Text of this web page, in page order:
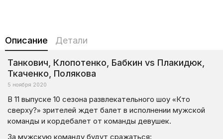
Описание Детали
Танкович, Клопотенко, Бабкин vs Плакидюк,
Ткаченко, Полякова
5 ноября 2020
В 11 выпуске 10 сезона развлекательного шоу «Кто
сверху?» зрителей ждет балет в исполнении мужской
команды и кордебалет от команды девушек.
За мужскую команду будут сражаться: